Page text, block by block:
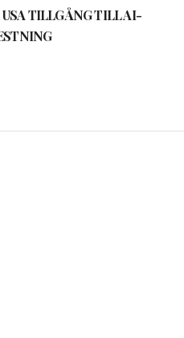
USA TILLGÅNG TILL AI-